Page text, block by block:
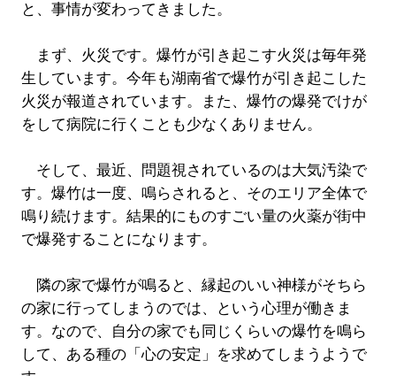
と、事情が変わってきました。
まず、火災です。爆竹が引き起こす火災は毎年発
生しています。今年も湖南省で爆竹が引き起こした
火災が報道されています。また、爆竹の爆発でけが
をして病院に行くことも少なくありません。
そして、最近、問題視されているのは大気汚染で
す。爆竹は一度、鳴らされると、そのエリア全体で
鳴り続けます。結果的にものすごい量の火薬が街中
で爆発することになります。
隣の家で爆竹が鳴ると、縁起のいい神様がそちら
の家に行ってしまうのでは、という心理が働きま
す。なので、自分の家でも同じくらいの爆竹を鳴ら
して、ある種の「心の安定」を求めてしまうようで